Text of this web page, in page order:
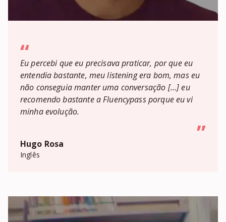
“
Eu percebi que eu precisava praticar, por que eu
entendia bastante, meu listening era bom, mas eu
não conseguia manter uma conversação [...] eu
recomendo bastante a Fluencypass porque eu vi
minha evolução.
”
Hugo Rosa
Inglês